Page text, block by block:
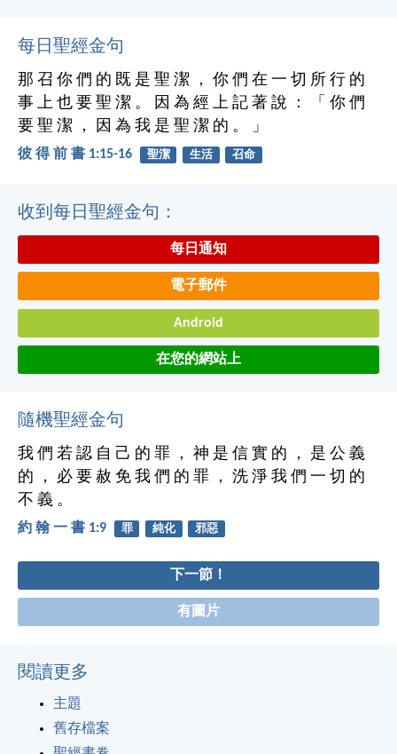
每日聖經金句
那 召 你 們 的 既 是 聖 潔 ， 你 們 在 一 切 所 行 的
事 上 也 要 聖 潔 。 因 為 經 上 記 著 說 ： 「 你 們
要 聖 潔 ， 因 為 我 是 聖 潔 的 。 」
彼 得 前 書 1:15-16 聖潔 生活 召命
收到每日聖經金句：
每日通知
電子郵件
Android
在您的網站上
隨機聖經金句
我 們 若 認 自 己 的 罪 ， 神 是 信 實 的 ， 是 公 義
的 ， 必 要 赦 免 我 們 的 罪 ， 洗 淨 我 們 一 切 的
不 義 。
約 翰 一 書 1:9 罪 純化 邪惡
下一節！
有圖片
閱讀更多
主題
舊存檔案